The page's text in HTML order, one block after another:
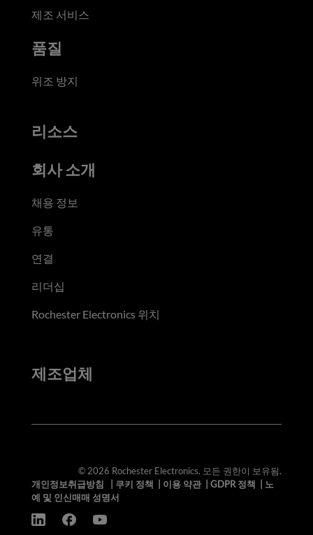
제조 서비스
품질
위조 방지
리소스
회사 소개
채용 정보
유통
연결
리더십
Rochester Electronics 위치
제조업체
© 2026 Rochester Electronics. 모든 권한이 보유됨.
개인정보취급방침
쿠키 정책 이용 약관| GDPR 정책
노
예 및 인신매매 성명서